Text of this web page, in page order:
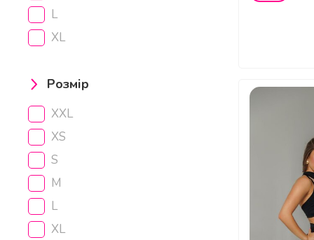
L
XL
Розмір
XXL
XS
S
M
L
XL